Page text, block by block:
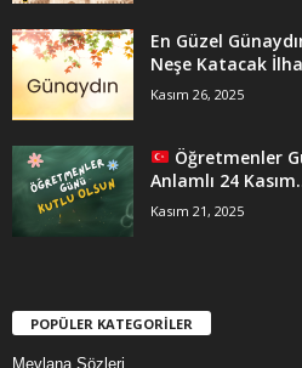
En Güzel
Neşe Katacak
Kasım 26, 2025
Öğretmenler
Anlamlı 24
Kasım 21, 2025
POPÜLER KATEGORİLER
Mevlana Sözleri